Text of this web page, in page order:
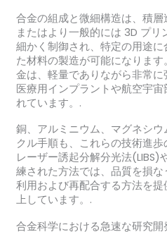
合金の組成と微細構造は、積層
またはより一般的には 3D プ
細かく制御され、特定の用途
た材料の製造が可能になりま
金は、軽量でありながら非常
医療用インプラントや航空宇
れています。.
銅、アルミニウム、マグネシ
クル手順も、これらの技術進歩
レーザー誘起分解分光法(LIBS)
練された方法では、品質を損
利用および再配合する方法を
上しています。.
合金科学における急速な研究